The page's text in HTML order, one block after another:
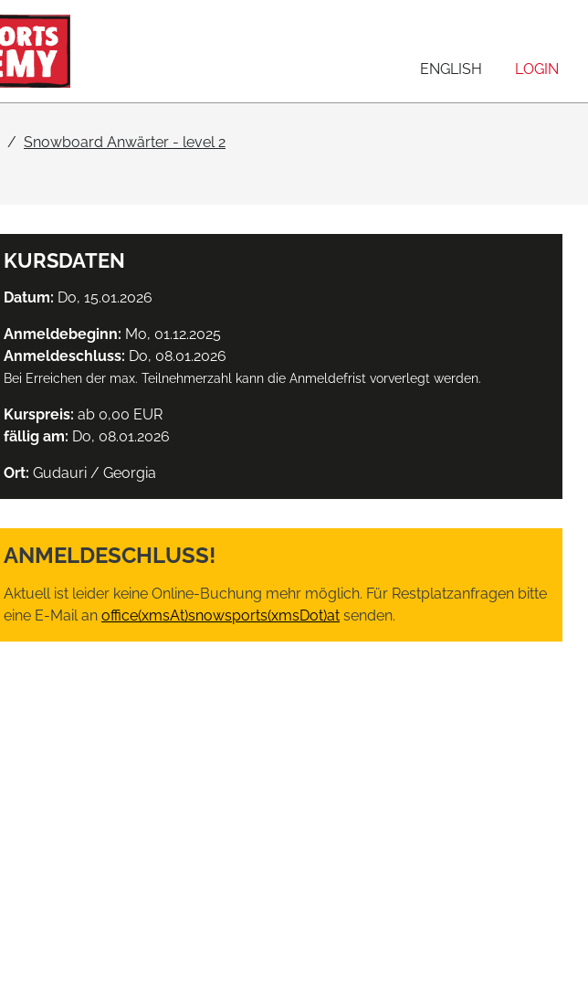
ENGLISH LOGIN
Snowboard Anwärter - level 2
KURSDATEN
Datum: Do, 15.01.2026
Anmeldebeginn: Mo, 01.12.2025
Anmeldeschluss: Do, 08.01.2026
Bei Erreichen der max. Teilnehmerzahl kann die Anmeldefrist vorverlegt werden.
Kurspreis: ab 0,00 EUR
fällig am: Do, 08.01.2026
Ort: Gudauri / Georgia
ANMELDESCHLUSS!
Aktuell ist leider keine Online-Buchung mehr möglich. Für Restplatzanfragen bitte
eine E-Mail an office(xmsAt)snowsports(xmsDot)at senden.